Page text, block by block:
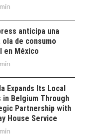
anticipa una
ola de consumo
en México
Expands Its Local
in Belgium Through
Partnership with
House Service